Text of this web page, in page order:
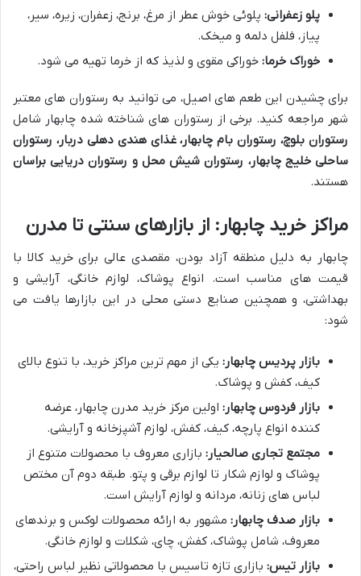
پلو زعفرانی: پلوئی خوش عطر از مرغ، برنج، زعفران، زیره، سیر،
پیاز، فلفل دلمه و میخک.
خوراک خرما: خوراکی مقوی و لذیذ که از خرما تهیه می شود.
برای چشیدن این طعم های اصیل، می توانید به رستوران های معتبر
شهر مراجعه کنید. برخی از رستوران های شناخته شده چابهار شامل
رستوران بلوچ، رستوران بام چابهار، غذای هندی دهلی دربار، رستوران
ساحلی خلیج چابهار، رستوران شیش محل و رستوران دریایی براسان
هستند.
مراکز خرید چابهار: از بازارهای سنتی تا مدرن
چابهار به دلیل منطقه آزاد بودن، مقصدی عالی برای خرید کالا با
قیمت های مناسب است. انواع پوشاک، لوازم خانگی، آرایشی و
بهداشتی، و همچنین صنایع دستی محلی در این بازارها یافت می
شود:
بازار پردیس چابهار: یکی از مهم ترین مراکز خرید، با تنوع بالای
کیف، کفش و پوشاک.
بازار فردوس چابهار: اولین مرکز خرید مدرن چابهار، عرضه
کننده انواع پارچه، کیف، کفش، لوازم آشپزخانه و آرایشی.
مجتمع تجاری صالحیار: بازاری معروف با محصولات متنوع از
پوشاک و لوازم شکار تا لوازم برقی و پتو. طبقه دوم آن مختص
لباس های زنانه، مردانه و لوازم آرایش است.
بازار صدف چابهار: مشهور به ارائه محصولات لوکس و برندهای
معروف، شامل پوشاک، کفش، چای، شکلات و لوازم خانگی.
بازار تیس: بازاری تازه تاسیس با محصولاتی نظیر لباس راحتی،